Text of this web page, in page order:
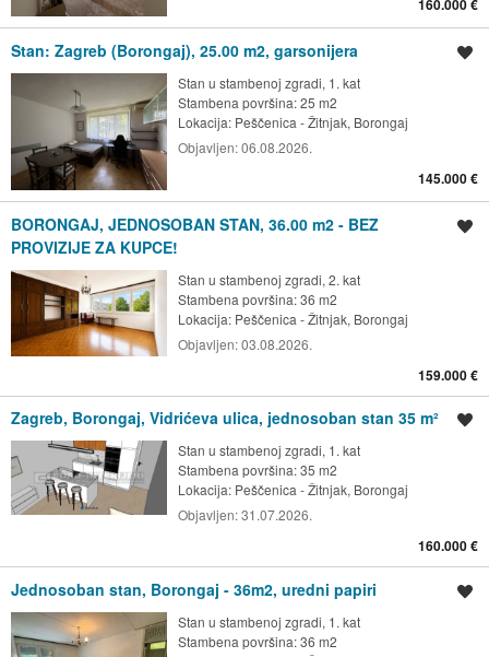
Stan: Zagreb (Borongaj), 25.00 m2, garsonijera
Stan u stambenoj zgradi, 1. kat
Stambena površina: 25 m2
Lokacija: Peščenica - Žitnjak, Borongaj
Objavljen:06.08.2026.
145.000 €
BORONGAJ, JEDNOSOBAN STAN, 36.00 m2 - BEZ
PROVIZIJE ZA KUPCE!
Stan u stambenoj zgradi, 2. kat
Stambena površina: 36 m2
Lokacija: Peščenica - Žitnjak, Borongaj
Objavljen:03.08.2026.
159.000 €
Zagreb, Borongaj, Vidrićeva ulica, jednosoban stan 35 m²
Stan u stambenoj zgradi, 1. kat
Stambena površina: 35 m2
Lokacija: Peščenica - Žitnjak, Borongaj
Objavljen:31.07.2026.
160.000 €
Jednosoban stan, Borongaj - 36m2, uredni papiri
Stan u stambenoj zgradi, 1. kat
Stambena površina: 36 m2